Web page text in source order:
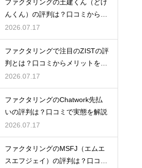
ファクタリングの土建くん（どけ
んくん）の評判は？口コミから実
態を徹底解説
2026.07.17
ファクタリングで注目のZISTの評
判とは？口コミからメリットを徹
底解説
2026.07.17
ファクタリングのChatwork先払
いの評判は？口コミで実態を解説
2026.07.17
ファクタリングのMSFJ（エムエ
スエフジェイ）の評判は？口コミ